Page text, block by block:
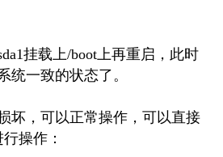
挂载上/boot上再重启，此时
统一致的状态了。
坏，可以正常操作，可以直接
操作：